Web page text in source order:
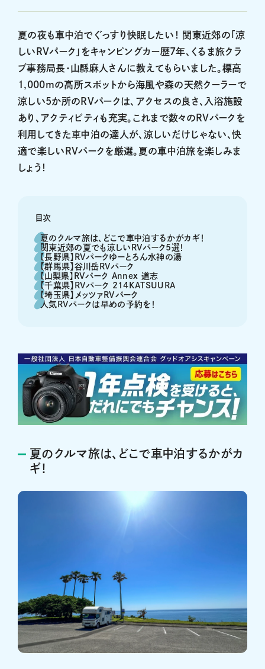
夏の夜も車中泊でぐっすり快眠したい！ 関東近郊の「涼
しいRVパーク」をキャンピングカー歴7年、くるま旅クラ
ブ事務局長・山縣麻人さんに教えてもらいました。標高
1,000mの高所スポットから海風や森の天然クーラーで
涼しい5か所のRVパークは、アクセスの良さ、入浴施設
あり、アクティビティも充実。これまで数々のRVパークを
利用してきた車中泊の達人が、涼しいだけじゃない、快
適で楽しいRVパークを厳選。夏の車中泊旅を楽しみま
しょう！
目次
夏のクルマ旅は、どこで車中泊するかがカギ！
関東近郊の夏でも涼しいRVパーク5選！
【長野県】RVパークゆーとろん水神の湯
【群馬県】谷川岳RVパーク
【山梨県】RVパーク Annex 道志
【千葉県】RVパーク 214KATSUURA
【埼玉県】メッツァRVパーク
人気RVパークは早めの予約を！
夏のクルマ旅は、どこで車中泊するかがカ
ギ！